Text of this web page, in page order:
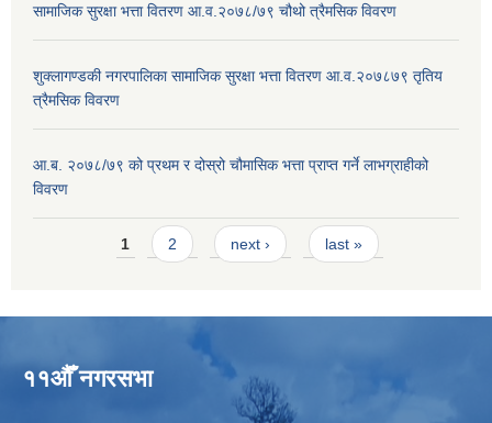
सामाजिक सुरक्षा भत्ता वितरण आ.व.२०७८/७९ चौथो त्रैमसिक विवरण
शुक्लागण्डकी नगरपालिका सामाजिक सुरक्षा भत्ता वितरण आ.व.२०७८७९ तृतिय
त्रैमसिक विवरण
आ.ब. २०७८/७९ को प्रथम र दोस्रो चौमासिक भत्ता प्राप्त गर्ने लाभग्राहीको
विवरण
Pages1 2 next › last »
११औँ नगरसभा